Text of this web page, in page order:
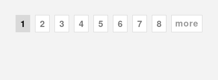
1 2 3 4 5 6 7 8 more